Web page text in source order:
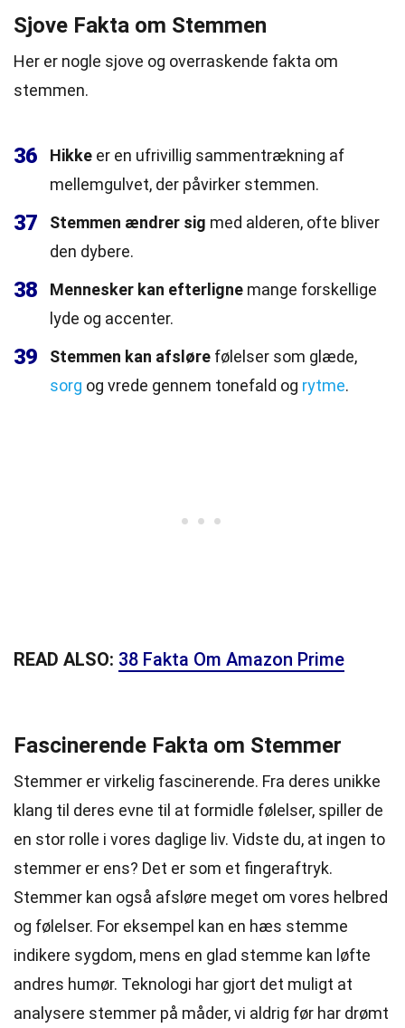
Sjove Fakta om Stemmen
Her er nogle sjove og overraskende fakta om
stemmen.
36 Hikke er en ufrivillig sammentrækning af
mellemgulvet, der påvirker stemmen.
37 Stemmen ændrer sig med alderen, ofte bliver
den dybere.
38 Mennesker kan efterligne mange forskellige
lyde og accenter.
39 Stemmen kan afsløre følelser som glæde,
sorg og vrede gennem tonefald og rytme.
READ ALSO: 38 Fakta Om Amazon Prime
Fascinerende Fakta om Stemmer
Stemmer er virkelig fascinerende. Fra deres unikke
klang til deres evne til at formidle følelser, spiller de
en stor rolle i vores daglige liv. Vidste du, at ingen to
stemmer er ens? Det er som et fingeraftryk.
Stemmer kan også afsløre meget om vores helbred
og følelser. For eksempel kan en hæs stemme
indikere sygdom, mens en glad stemme kan løfte
andres humør. Teknologi har gjort det muligt at
analysere stemmer på måder, vi aldrig før har drømt